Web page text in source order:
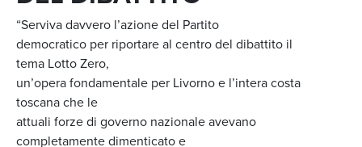
“Serviva davvero l’azione del Partito
democratico per riportare al centro del dibattito il
tema Lotto Zero,
un’opera fondamentale per Livorno e l’intera costa
toscana che le
attuali forze di governo nazionale avevano
completamente dimenticato e